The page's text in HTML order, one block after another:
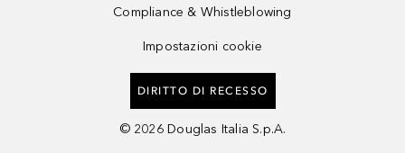
Compliance & Whistleblowing
Impostazioni cookie
DIRITTO DI RECESSO
© 2026 Douglas Italia S.p.A.